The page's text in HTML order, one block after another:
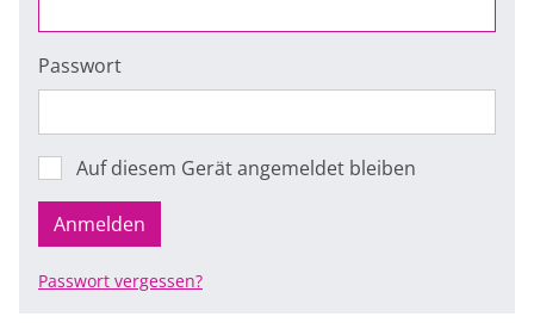
Passwort
Auf diesem Gerät angemeldet bleiben
Anmelden
Passwort vergessen?